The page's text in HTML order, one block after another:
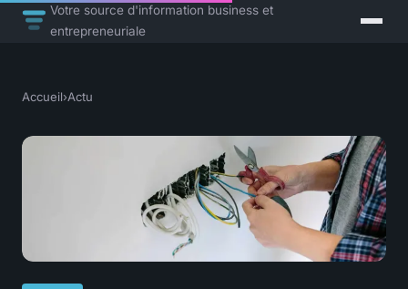
Votre source d'information business et
entrepreneuriale
Accueil›Actu